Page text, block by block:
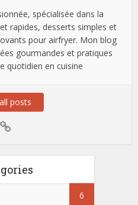
spécialisée dans la
rapides, desserts simples et
pour airfryer. Mon blog
gourmandes et pratiques
quotidien en cuisine
posts
6